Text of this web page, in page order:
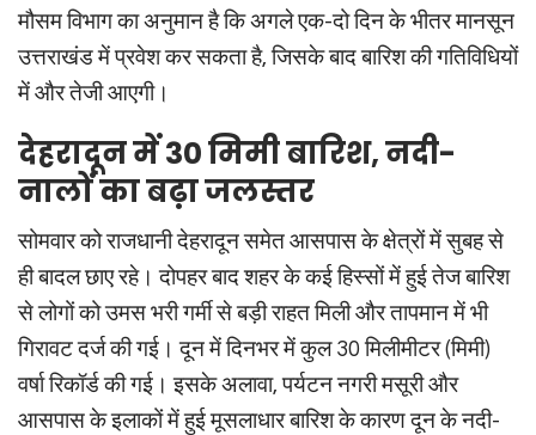
मौसम विभाग का अनुमान है कि अगले एक-दो दिन के भीतर मानसून
उत्तराखंड में प्रवेश कर सकता है, जिसके बाद बारिश की गतिविधियों
में और तेजी आएगी।
देहरादून में 30 मिमी बारिश, नदी-
नालों का बढ़ा जलस्तर
सोमवार को राजधानी देहरादून समेत आसपास के क्षेत्रों में सुबह से
ही बादल छाए रहे। दोपहर बाद शहर के कई हिस्सों में हुई तेज बारिश
से लोगों को उमस भरी गर्मी से बड़ी राहत मिली और तापमान में भी
गिरावट दर्ज की गई। दून में दिनभर में कुल 30 मिलीमीटर (मिमी)
वर्षा रिकॉर्ड की गई। इसके अलावा, पर्यटन नगरी मसूरी और
आसपास के इलाकों में हुई मूसलाधार बारिश के कारण दून के नदी-